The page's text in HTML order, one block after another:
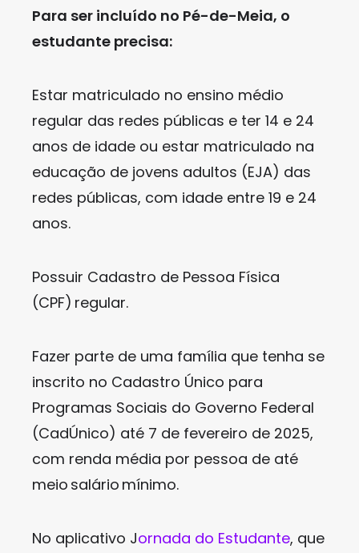
Para ser incluído no Pé-de-Meia, o
estudante precisa:
Estar matriculado no ensino médio
regular das redes públicas e ter 14 e 24
anos de idade ou estar matriculado na
educação de jovens adultos (EJA) das
redes públicas, com idade entre 19 e 24
anos.
Possuir Cadastro de Pessoa Física
(CPF) regular.
Fazer parte de uma família que tenha se
inscrito no Cadastro Único para
Programas Sociais do Governo Federal
(CadÚnico) até 7 de fevereiro de 2025,
com renda média por pessoa de até
meio salário mínimo.
No aplicativo Jornada do Estudante, que